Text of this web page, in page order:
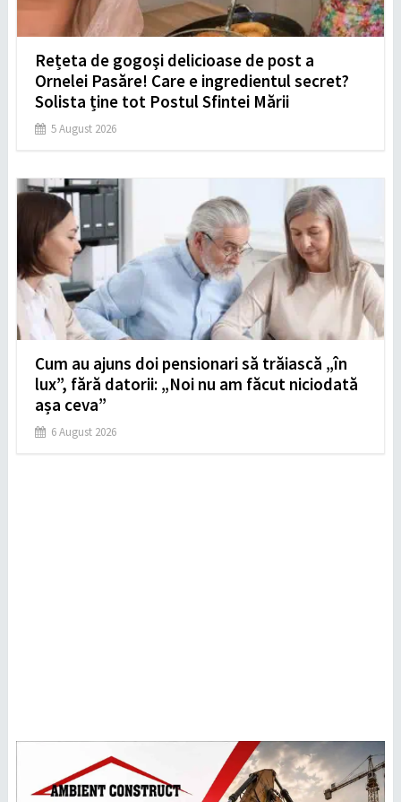
Rețeta de gogoşi delicioase de post a
Ornelei Pasăre! Care e ingredientul secret?
Solista ține tot Postul Sfintei Mării
5 August 2026
Cum au ajuns doi pensionari să trăiască „în
lux”, fără datorii: „Noi nu am făcut niciodată
așa ceva”
6 August 2026